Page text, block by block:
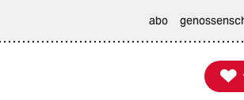
abo

taz